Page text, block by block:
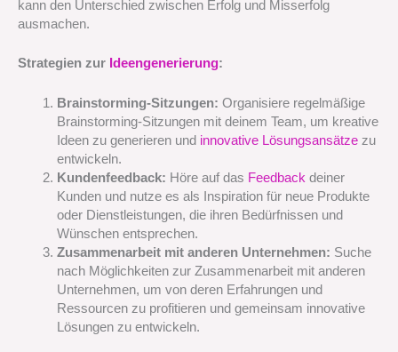
kann den Unterschied zwischen Erfolg und Misserfolg
ausmachen.
Strategien zur Ideengenerierung:
Brainstorming-Sitzungen: Organisiere regelmäßige
Brainstorming-Sitzungen mit deinem Team, um kreative
Ideen zu generieren und innovative Lösungsansätzezu
entwickeln.
Kundenfeedback: Höre auf das Feedback deiner
Kunden und nutze es als Inspiration für neue Produkte
oder Dienstleistungen, die ihren Bedürfnissen und
Wünschen entsprechen.
Zusammenarbeit mit anderen Unternehmen: Suche
nach Möglichkeiten zur Zusammenarbeit mit anderen
Unternehmen, um von deren Erfahrungen und
Ressourcen zu profitieren und gemeinsam innovative
Lösungen zu entwickeln.